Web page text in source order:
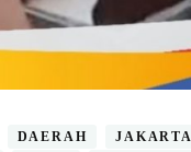
DAERAH JAKARTA